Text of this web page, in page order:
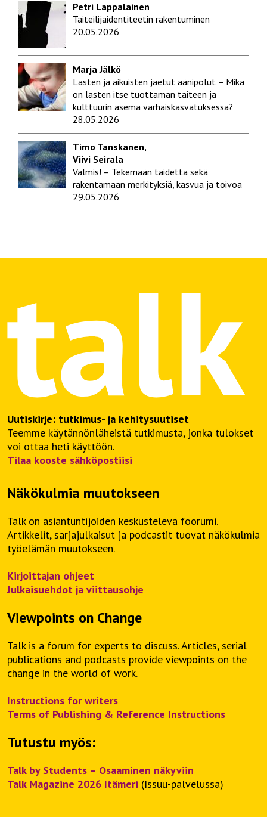
Petri Lappalainen
Taiteilijaidentiteetin rakentuminen
20.05.2026
Marja Jälkö
Lasten ja aikuisten jaetut äänipolut – Mikä
on lasten itse tuottaman taiteen ja
kulttuurin asema varhaiskasvatuksessa?
28.05.2026
Timo Tanskanen,
Viivi Seirala
Valmis! – Tekemään taidetta sekä
rakentamaan merkityksiä, kasvua ja toivoa
29.05.2026
Uutiskirje: tutkimus- ja kehitysuutiset
Teemme käytännönläheistä tutkimusta, jonka tulokset
voi ottaa heti käyttöön.
Tilaa kooste sähköpostiisi
Näkökulmia muutokseen
Talk on asiantuntijoiden keskusteleva foorumi.
Artikkelit, sarjajulkaisut ja podcastit tuovat näkökulmia
työelämän muutokseen.
Kirjoittajan ohjeet
Julkaisuehdot ja viittausohje
Viewpoints on Change
Talk is a forum for experts to discuss. Articles, serial
publications and podcasts provide viewpoints on the
change in the world of work.
Instructions for writers
Terms of Publishing & Reference Instructions
Tutustu myös:
Talk by Students – Osaaminen näkyviin
Talk Magazine 2026 Itämeri (Issuu-palvelussa)